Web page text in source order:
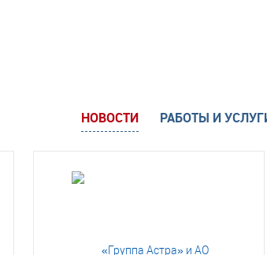
НОВОСТИ РАБОТЫ И